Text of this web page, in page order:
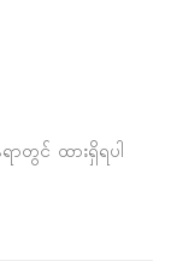
တွင် ထားရှိရပါ